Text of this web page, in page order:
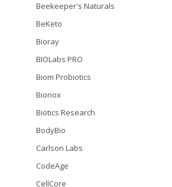
Beekeeper's Naturals
BeKeto
Bioray
BIOLabs PRO
Biom Probiotics
Bionox
Biotics Research
BodyBio
Carlson Labs
CodeAge
CellCore